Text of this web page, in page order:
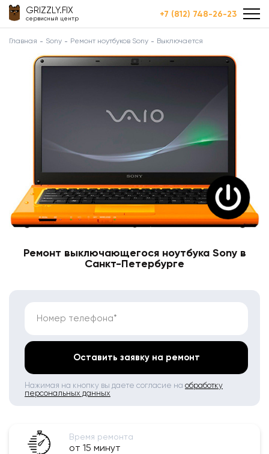
GRIZZLY.FIX
сервисный центр +7 (812) 748-26-23
Главная Sony Ремонт ноутбуков Sony Выключается
Ремонт выключающегося ноутбука Sony в
Санкт-Петербурге
Номер телефона*
Оставить заявку на ремонт
Нажимая на кнопку вы даете согласие на обработку
персональных данных
Время ремонта
от 15 минут